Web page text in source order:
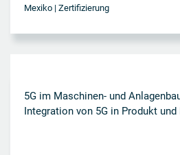
Mexiko | Zertifizierung
5G im Maschinen- und
Integration von 5G in Produkt